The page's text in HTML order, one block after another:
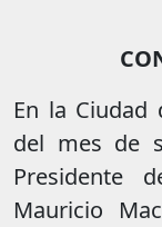
En la Ciudad
del mes de
Presidente
Mauricio